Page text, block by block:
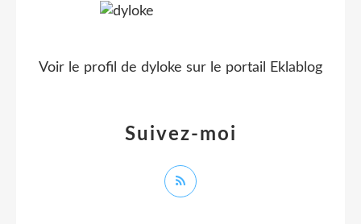
Suivez-moi
Voir le profil de dyloke sur le portail Eklablog